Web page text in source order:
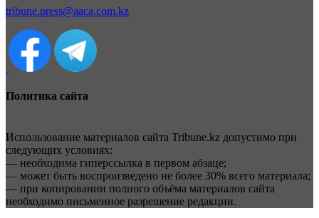
tribune.press@aaca.com.kz
Политика сайта
Использование материалов сайта Tribune.kz допустимо при
следующих условиях:
— необходима гиперссылка в первом абзаце;
— может быть воспроизведено не более 30% всего материала;
— при копировании полного объёма материалов сайта
необходимо письменное разрешение редакции.